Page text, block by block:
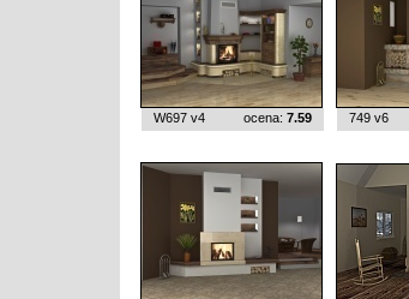
W697 v4 ocena: 7.59 749 v6